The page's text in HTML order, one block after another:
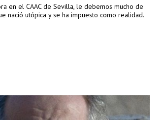
en el CAAC de Sevilla, le debemos mucho de
nació utópica y se ha impuesto como realidad.